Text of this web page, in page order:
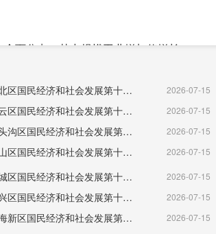
百分点，其中规模工业增加值增长9.2%。
企业8家。2024年完成高新技术企业申报
部企业带动工业经济。前20家头部企业完
增长”夯实了基础。规模工业企业产品总
只，电子计算机整机201万台，电子元件
。全年房屋施工面积622万平米，其中
商品房销售面积93万平方，其中住宅销售
（天津市）河北区国民经济和社会发展第十五个五年规划纲要 2026-07-15
（北京市）密云区国民经济和社会发展第十五个五年规划纲要 2026-07-15
（北京市）门头沟区国民经济和社会发展第十五个五年规划纲要 2026-07-15
（北京市）房山区国民经济和社会发展第十五个五年规划纲要 2026-07-15
（北京市）东城区国民经济和社会发展第十五个五年规划纲要 2026-07-15
（北京市）大兴区国民经济和社会发展第十五个五年规划纲要 2026-07-15
（天津市）滨海新区国民经济和社会发展第十五个五年规划纲要 2026-07-15